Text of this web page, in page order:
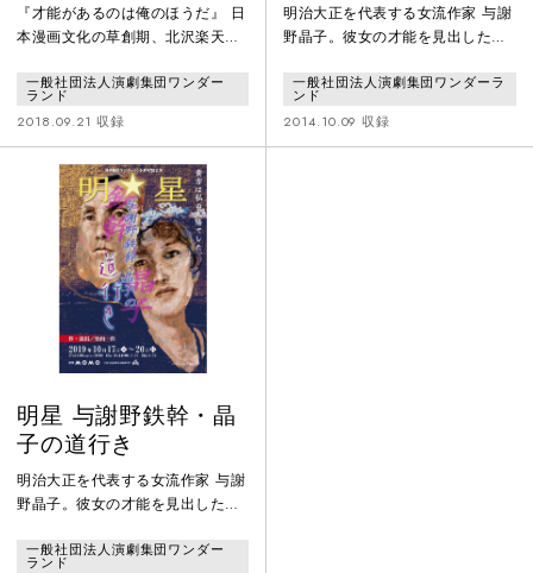
『才能があるのは俺のほうだ』 日
本漫画文化の草創期、北沢楽天と
る。 天才同士の葛藤と苦悩を描き
漫画文化のルーツにせまる。
一般社団法人演劇集団ワンダー
ランド
2018.09.21 収録
明治大正を代表する女流作家 与謝
野晶子。彼女の才能を見出した与
学界にその名を起こす文芸誌「明
星」を創刊。写実主義が強い時代
にあって浪漫派を牽引する働きを
一般社団法人演劇集団ワンダーラ
ンド
2014.10.09 収録
明星 与謝野鉄幹・晶
子の道行き
明治大正を代表する女流作家 与謝
野晶子。彼女の才能を見出した与
文学界にその名を起こす文芸誌
一般社団法人演劇集団ワンダー
ランド